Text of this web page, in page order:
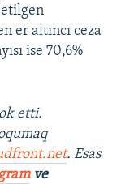
etilgen
er altıncı ceza
ise 70,6%
etti.
. Esas
ve